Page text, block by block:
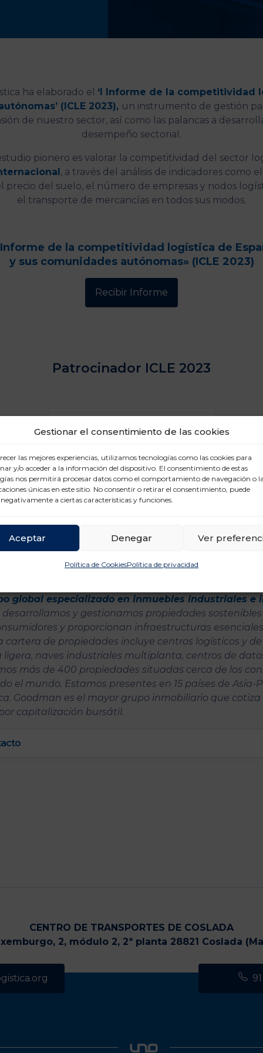
Gestionar el consentimiento de las cookies
las mejores experiencias, utilizamos tecnologías como las cookies para
y/o acceder a la información del dispositivo. El consentimiento de estas
nos permitirá procesar datos como el comportamiento de navegación o
únicas en este sitio. No consentir o retirar el consentimiento, puede
a ciertas características y funciones.
Aceptar Denegar Ver
Política de CookiesPolítica de privacidad
ha elaborado el ‘I Informe de la competitividad
(ICLE 2023), un instrumento de gestión
de nuestro sector, así como las palancas a
desempeño sectorial.
pionero es valorar la competitividad del sector
, a través del análisis de indicadores como
precio del suelo, el número de empresas y nodos
el transporte de mercancías en todos sus modos.
Informe de la competitividad logística de
y sus comunidades autónomas» (ICLE 2023)
Recibir Informe
Patrocinador ICLE 2023
global especializado en inmuebles industriales e
desarrollamos y gestionamos propiedades
y proporcionan infraestructuras
cartera de propiedades incluye centros logísticos y
ligera, naves industriales multiplanta, centros de
más de 400 propiedades situadas cerca de los
el mundo. Estamos presentes en 15 países de Asia-
Goodman es el mayor grupo inmobiliario que cotiza
capitalización bursátil.
CENTRO DE TRANSPORTES DE COSLADA
2, módulo 2, 2ª planta 28821 Coslada